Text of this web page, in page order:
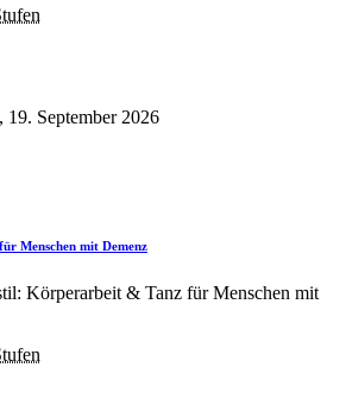
19. September 2026
Menschen mit Demenz
Körperarbeit & Tanz für Menschen mit